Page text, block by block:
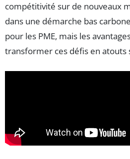
compétitivité sur de nouveaux
dans une démarche bas
pour les PME, mais les
transformer ces défis en atouts